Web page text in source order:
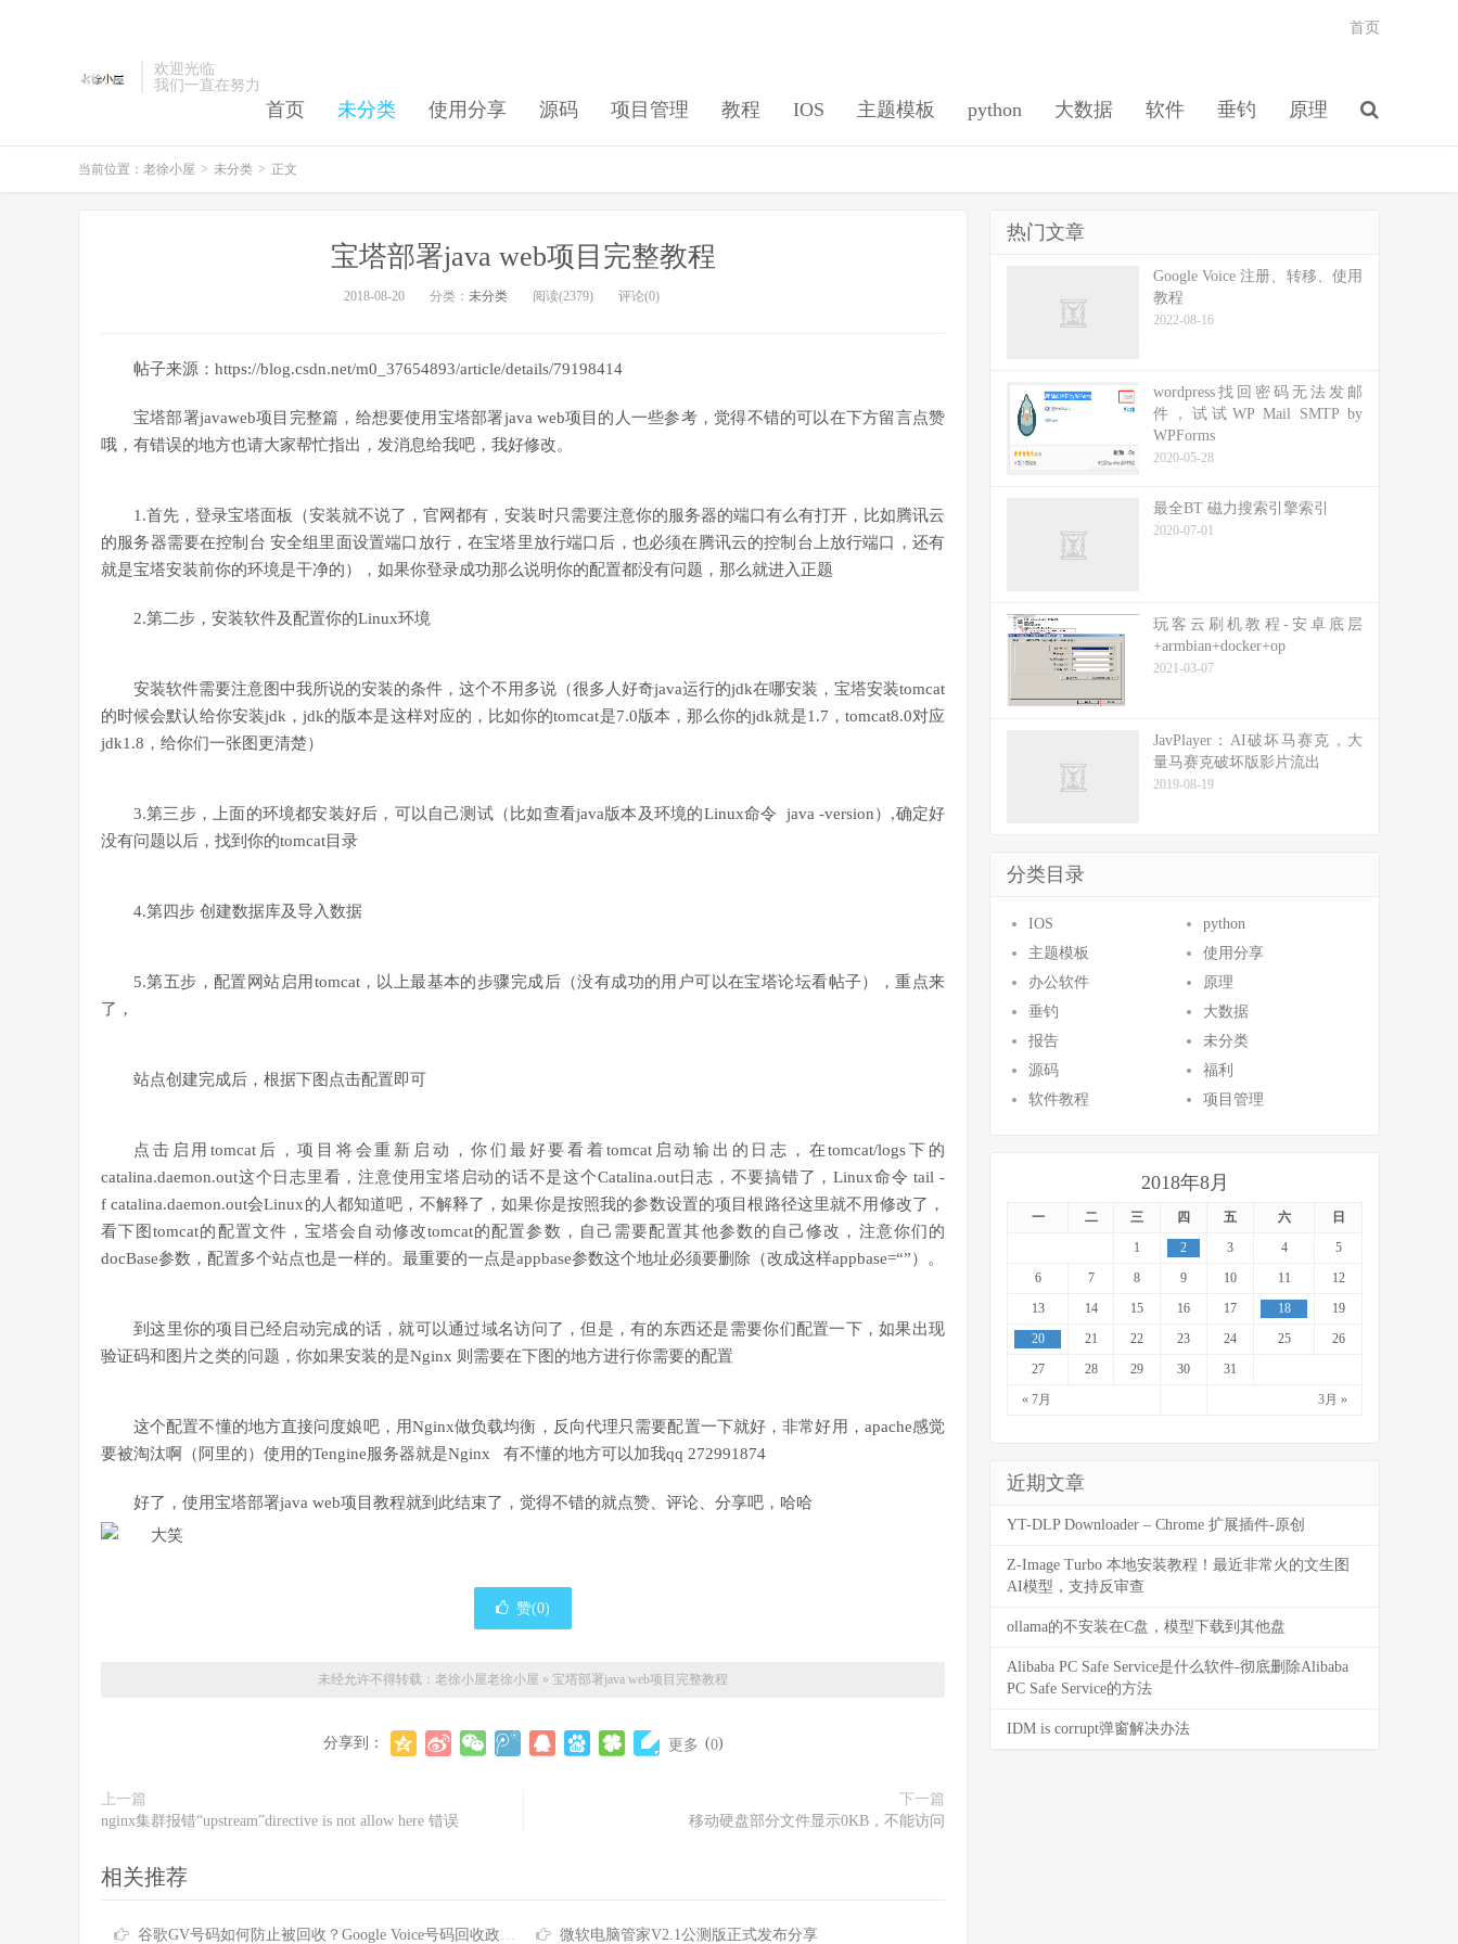
欢迎光临
我们一直在努力
首页 未分类 使用分享 源码 项目管理 教程 IOS 主题模板 python 大数据 软件 垂钓 原理
首页
当前位置： 老徐小屋 > 未分类 > 正文
宝塔部署java web项目完整教程
2018-08-20 分类： 未分类 阅读(2379) 评论(0)
帖子来源：https://blog.csdn.net/m0_37654893/article/details/79198414
宝塔部署javaweb项目完整篇，给想要使用宝塔部署java web项目的人一些参考，觉得不错的可以在下方留言点赞
哦，有错误的地方也请大家帮忙指出，发消息给我吧，我好修改。
1.首先，登录宝塔面板（安装就不说了，官网都有，安装时只需要注意你的服务器的端口有么有打开，比如腾讯云
的服务器需要在控制台 安全组里面设置端口放行，在宝塔里放行端口后，也必须在腾讯云的控制台上放行端口，还有
就是宝塔安装前你的环境是干净的），如果你登录成功那么说明你的配置都没有问题，那么就进入正题
2.第二步，安装软件及配置你的Linux环境
安装软件需要注意图中我所说的安装的条件，这个不用多说（很多人好奇java运行的jdk在哪安装，宝塔安装tomcat
的时候会默认给你安装jdk，jdk的版本是这样对应的，比如你的tomcat是7.0版本，那么你的jdk就是1.7，tomcat8.0对应
jdk1.8，给你们一张图更清楚）
3.第三步，上面的环境都安装好后，可以自己测试（比如查看java版本及环境的Linux命令 java -version）,确定好
没有问题以后，找到你的tomcat目录
4.第四步 创建数据库及导入数据
5.第五步，配置网站启用tomcat，以上最基本的步骤完成后（没有成功的用户可以在宝塔论坛看帖子），重点来
了，
站点创建完成后，根据下图点击配置即可
点击启用tomcat后，项目将会重新启动，你们最好要看着tomcat启动输出的日志，在tomcat/logs下的
catalina.daemon.out这个日志里看，注意使用宝塔启动的话不是这个Catalina.out日志，不要搞错了，Linux命令 tail -
f catalina.daemon.out会Linux的人都知道吧，不解释了，如果你是按照我的参数设置的项目根路径这里就不用修改了，
看下图tomcat的配置文件，宝塔会自动修改tomcat的配置参数，自己需要配置其他参数的自己修改，注意你们的
docBase参数，配置多个站点也是一样的。最重要的一点是appbase参数这个地址必须要删除（改成这样appbase=“”）。
到这里你的项目已经启动完成的话，就可以通过域名访问了，但是，有的东西还是需要你们配置一下，如果出现
验证码和图片之类的问题，你如果安装的是Nginx 则需要在下图的地方进行你需要的配置
这个配置不懂的地方直接问度娘吧，用Nginx做负载均衡，反向代理只需要配置一下就好，非常好用，apache感觉
要被淘汰啊（阿里的）使用的Tengine服务器就是Nginx 有不懂的地方可以加我qq 272991874
好了，使用宝塔部署java web项目教程就到此结束了，觉得不错的就点赞、评论、分享吧，哈哈
赞(0)
未经允许不得转载：老徐小屋老徐小屋 » 宝塔部署java web项目完整教程
分享到： 更多 (0)
上一篇
nginx集群报错“upstream”directive is not allow here 错误
下一篇
移动硬盘部分文件显示0KB，不能访问
相关推荐
谷歌GV号码如何防止被回收？Google Voice号码回收政策及防回收的方法 微软电脑管家V2.1公测版正式发布分享
热门文章
Google Voice 注册、转移、使用
教程
2022-08-16
wordpress找回密码无法发邮
件，试试WP Mail SMTP by
WPForms
2020-05-28
最全BT 磁力搜索引擎索引
2020-07-01
玩客云刷机教程-安卓底层
+armbian+docker+op
2021-03-07
JavPlayer：AI破坏马赛克，大
量马赛克破坏版影片流出
2019-08-19
分类目录
IOS
python
主题模板
使用分享
办公软件
原理
垂钓
大数据
报告
未分类
源码
福利
软件教程
项目管理
2018年8月
一 二 三 四 五 六 日
« 7月 3月 »
1 2 3 4
5
6
7 8 9 10 11
12
13
14 15 16 17 18
19
20
21 22 23 24 25
26
27
28 29 30 31
近期文章
YT-DLP Downloader – Chrome 扩展插件-原创
Z-Image Turbo 本地安装教程！最近非常火的文生图
AI模型，支持反审查
ollama的不安装在C盘，模型下载到其他盘
Alibaba PC Safe Service是什么软件-彻底删除Alibaba
PC Safe Service的方法
IDM is corrupt弹窗解决办法